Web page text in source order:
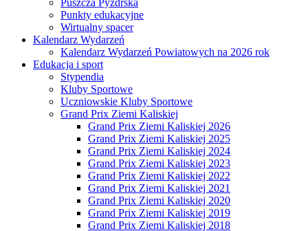
Puszcza Pyzdrska
Punkty edukacyjne
Wirtualny spacer
Kalendarz Wydarzeń
Kalendarz Wydarzeń Powiatowych na 2026 rok
Edukacja i sport
Stypendia
Kluby Sportowe
Uczniowskie Kluby Sportowe
Grand Prix Ziemi Kaliskiej
Grand Prix Ziemi Kaliskiej 2026
Grand Prix Ziemi Kaliskiej 2025
Grand Prix Ziemi Kaliskiej 2024
Grand Prix Ziemi Kaliskiej 2023
Grand Prix Ziemi Kaliskiej 2022
Grand Prix Ziemi Kaliskiej 2021
Grand Prix Ziemi Kaliskiej 2020
Grand Prix Ziemi Kaliskiej 2019
Grand Prix Ziemi Kaliskiej 2018